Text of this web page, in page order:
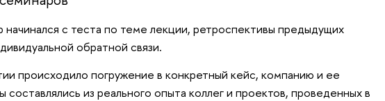
с теста по теме лекции, ретроспективы предыдущих
обратной связи.
происходило погружение в конкретный кейс, компанию и ее
из реального опыта коллег и проектов, проведенных в